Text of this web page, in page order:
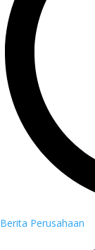
Berita Perusahaan